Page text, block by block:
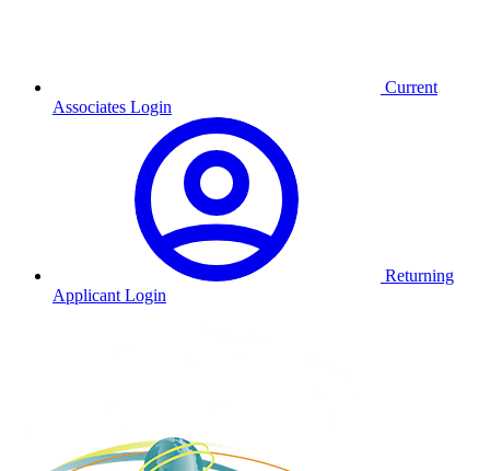
Current
Associates Login
Returning
Applicant Login